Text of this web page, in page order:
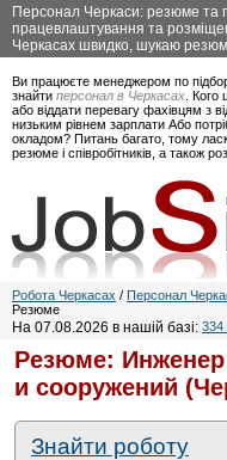
Персонал Черкаси: резюме та
працевлаштування та
Черкасах швидко, шукаю
Ви працюєте менеджером по
знайти персонал в Черкасах .
або віддати перевагу фахівцям з
низьким рівнем зарплати Або
окладом? Питань багато, тому
резюме і співробітників, а також
Робота Черкасах / Персонал
Резюме
На 07.08.2026 в нашій базі: 334
Резюме: Инженер
и сооружений
Знайти роботу